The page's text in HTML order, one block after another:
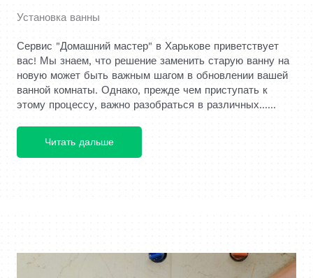
Установка ванны
Сервис "Домашний мастер" в Харькове приветствует
вас! Мы знаем, что решение заменить старую ванну на
новую может быть важным шагом в обновлении вашей
ванной комнаты. Однако, прежде чем приступать к
этому процессу, важно разобраться в различных......
Читать дальше